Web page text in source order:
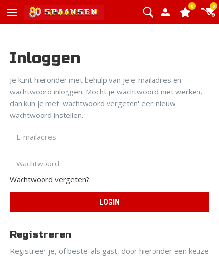
0 0
Inloggen
Je kunt hieronder met behulp van je e-mailadres en
wachtwoord inloggen. Mocht je wachtwoord niet werken,
dan kun je met 'wachtwoord vergeten' een nieuw
wachtwoord instellen.
Wachtwoord vergeten?
Registreren
Registreer je, of bestel als gast, door hieronder een keuze